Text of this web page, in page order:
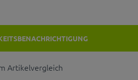
Artikelvergleich